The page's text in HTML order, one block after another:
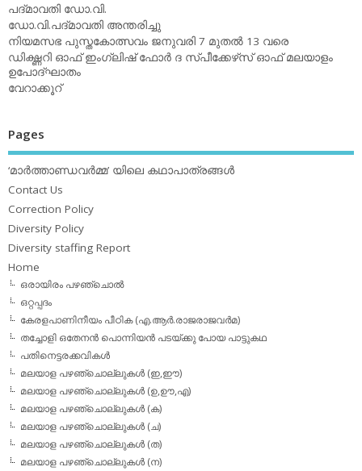
പദ്മാവതി ഡോ.വി.
ഡോ.വി.പദ്മാവതി അന്തരിച്ചു
നിയമസഭ പുസ്തകോത്സവം ജനുവരി 7 മുതല്‍ 13 വരെ
ഡിക്ഷ്ണറി ഓഫ് ഇംഗ്ലിഷ് ഫോര്‍ ദ സ്പീക്കേഴ്‌സ് ഓഫ് മലയാളം
ഉപോദ്ഘാതം
വേറാക്കൂറ്
Pages
‘മാര്‍ത്താണ്ഡവര്‍മ്മ’ യിലെ കഥാപാത്രങ്ങള്‍
Contact Us
Correction Policy
Diversity Policy
Diversity staffing Report
Home
ഒരായിരം പഴഞ്ചൊല്‍
ഒറ്റപ്പദം
കേരളപാണിനീയം പീഠിക (എ.ആര്‍.രാജരാജവര്‍മ)
തച്ചോളി ഒതേനൻ പൊന്നിയൻ പടയ്‌ക്കു പോയ പാട്ടുകഥ
പതിനെട്ടരക്കവികള്‍
മലയാള പഴഞ്ചൊല്ലുകള്‍ (ഇ,ഈ)
മലയാള പഴഞ്ചൊല്ലുകള്‍ (ഉ,ഊ,എ)
മലയാള പഴഞ്ചൊല്ലുകള്‍ (ക)
മലയാള പഴഞ്ചൊല്ലുകള്‍ (ച)
മലയാള പഴഞ്ചൊല്ലുകള്‍ (ത)
മലയാള പഴഞ്ചൊല്ലുകള്‍ (ന)